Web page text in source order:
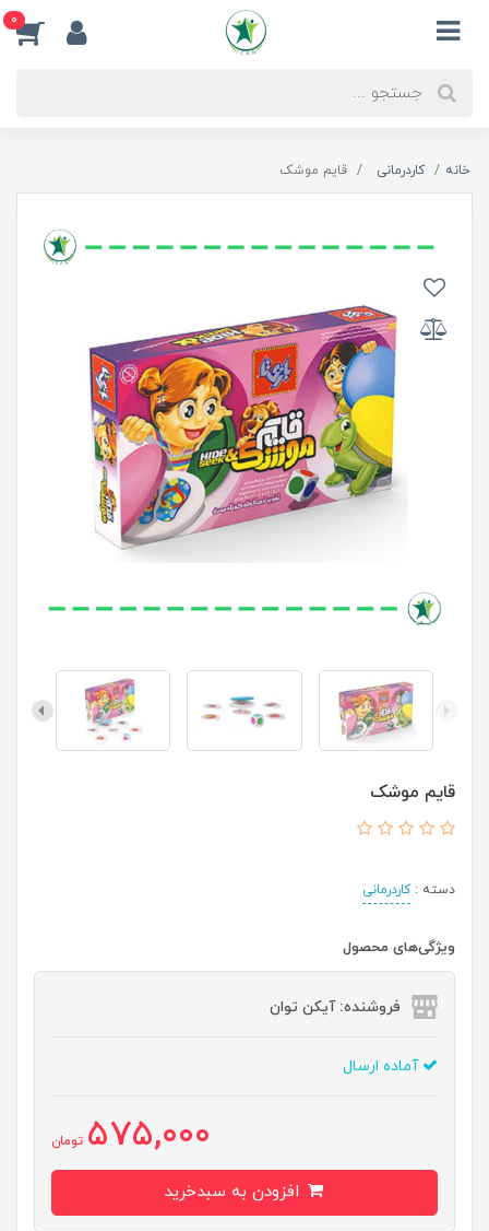
0
خانه کاردرمانی قایم موشک
قایم موشک
دسته :کاردرمانی
ویژگی‌های محصول
فروشنده: آیکن توان
آماده ارسال
575,000 تومان